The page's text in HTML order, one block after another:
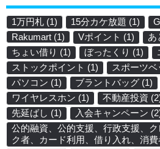
1万円札 (1) 15分カケ放題 (1)
Rakumart (1) Vポイント (1) あ
ちょい借り (1) ぼったくり (1)
ストックポイント (1) スポーツ
パソコン (1) ブラントバッグ (1)
ワイヤレスホン (1) 不動産投資
先延ばし (1) 入会キャンペーン
公的融資、公的支援、行政支援、
ク者、カード利用、借り入れ、消